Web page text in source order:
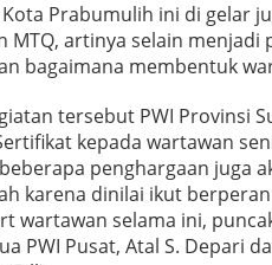
Prabumulih ini di gelar
MTQ, artinya selain
bagaimana membentuk
tersebut PWI Provinsi
kepada wartawan
penghargaan juga
karena dinilai ikut
wartawan selama ini,
PWI Pusat, Atal S. Depari